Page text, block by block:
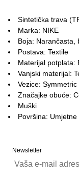
Sintetička trava
Marka: NIKE
Boja: Narančasta,
Postava: Textile
Materijal potplata:
Vanjski materijal:
Vezice: Symmetric
Značajke obuće:
Muški
Površina: Umjetne
Newsletter